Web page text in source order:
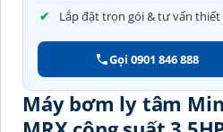
Lắp đặt trọn gói & tư vấn
Gọi 0901 846 888
Máy bơm ly tâm